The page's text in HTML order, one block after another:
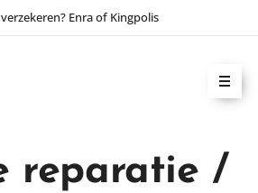
Enra of Kingpolis
reparatie /